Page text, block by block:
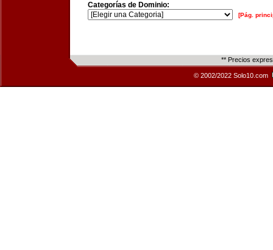
Categorías de Dominio:
[Pág.
** Precios
© 2002/2022 Solo10.com